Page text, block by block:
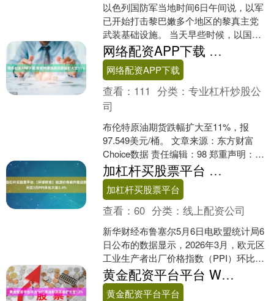
以色列国防军当地时间6日午间说，以军
已开始打击黎巴嫩多个地区的黎真主党
武装基础设施。 当天早些时候，以国防
军发言人要求黎巴嫩南部12个村镇的居
民撤离。 以军早些....
网络配资APP下载 布伦特原油期货跌幅扩大至11%
网络配资APP下载
查看： 111 分类：专业杠杆炒股公
司
布伦特原油期货跌幅扩大至11%，报
97.549美元/桶。 文章来源：东方财富
Choice数据 责任编辑：98 郑重声明：东
方财富发布此内容旨在传播更多信息，
与本....
加杠杆买股票平台 【环球财经】能源价格飙升推动欧元区3月PPI环比大涨3.4%
加杠杆买股票平台
查看：60 分类：线上配资公司
新华财经布鲁塞尔5月6日电欧盟统计局6
日公布的数据显示，2026年3月，欧元区
工业生产者出厂价格指数（PPI）环比上
升3.4%。 从产品类别看，出厂价格涨幅
最高....
黄金配资平台平台 WTI原油期货跌幅扩大至13%
黄金配资平台平台